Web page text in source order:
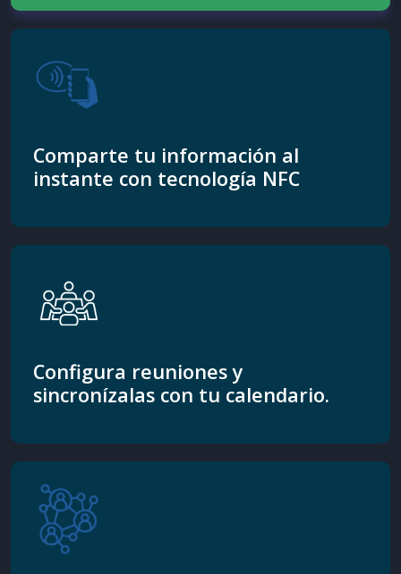
Comparte tu información al
instante con tecnología NFC
Configura reuniones y
sincronízalas con tu calendario.